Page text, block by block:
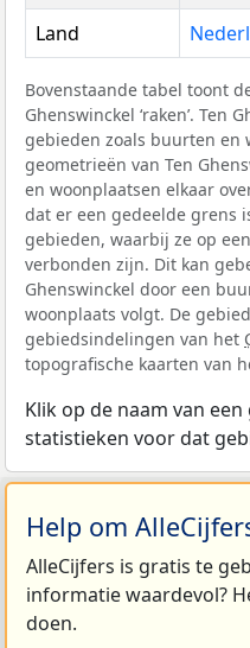
Land
Bovenstaande tabel toont
Ghenswinckel ‘raken’. Ten
gebieden zoals buurten en
geometrieën van Ten
en woonplaatsen elkaar
dat er een gedeelde grens
gebieden, waarbij ze op
verbonden zijn. Dit kan
Ghenswinckel door een
woonplaats volgt. De
gebiedsindelingen van het
topografische kaarten van
Klik op de naam van
statistieken voor dat
Help om
AlleCijfers is gratis te
informatie waardevol?
doen.